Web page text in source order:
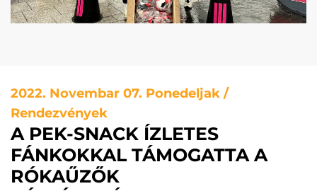
2022. Novembar 07. Ponedeljak /
Rendezvények
A PEK-SNACK ÍZLETES
FÁNKOKKAL TÁMOGATTA A
RÓKAŰZŐK